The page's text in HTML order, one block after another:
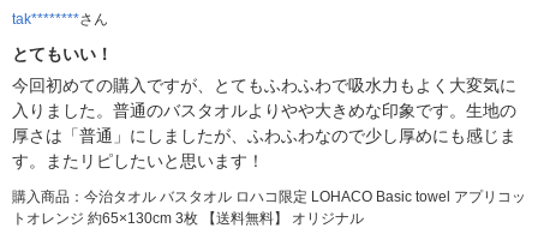
tak********さん
とてもいい！
今回初めての購入ですが、とてもふわふわで吸水力もよく大変気に
入りました。普通のバスタオルよりやや大きめな印象です。生地の
厚さは「普通」にしましたが、ふわふわなので少し厚めにも感じま
す。またリピしたいと思います！
購入商品：今治タオル バスタオル ロハコ限定 LOHACO Basic towel アプリコッ
トオレンジ 約65×130cm 3枚 【送料無料】 オリジナル